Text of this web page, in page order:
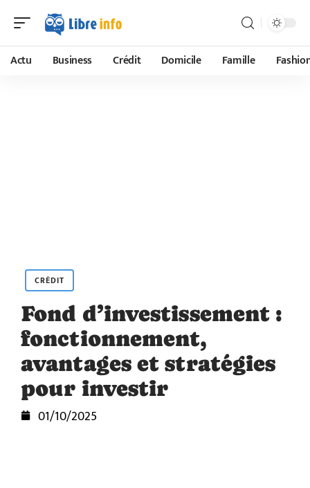
Actu Business Crédit Domicile Famille
CRÉDIT
Fond d’investissement :
fonctionnement,
avantages et stratégies
pour investir
01/10/2025